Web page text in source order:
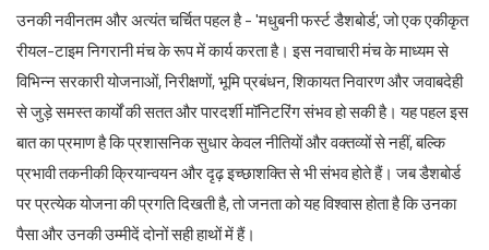
उनकी नवीनतम और अत्यंत चर्चित पहल है - 'मधुबनी फर्स्ट डैशबोर्ड', जो एक एकीकृत
रीयल-टाइम निगरानी मंच के रूप में कार्य करता है। इस नवाचारी मंच के माध्यम से
विभिन्न सरकारी योजनाओं, निरीक्षणों, भूमि प्रबंधन, शिकायत निवारण और जवाबदेही
से जुड़े समस्त कार्यों की सतत और पारदर्शी मॉनिटरिंग संभव हो सकी है। यह पहल इस
बात का प्रमाण है कि प्रशासनिक सुधार केवल नीतियों और वक्तव्यों से नहीं, बल्कि
प्रभावी तकनीकी क्रियान्वयन और दृढ़ इच्छाशक्ति से भी संभव होते हैं। जब डैशबोर्ड
पर प्रत्येक योजना की प्रगति दिखती है, तो जनता को यह विश्वास होता है कि उनका
पैसा और उनकी उम्मीदें दोनों सही हाथों में हैं।